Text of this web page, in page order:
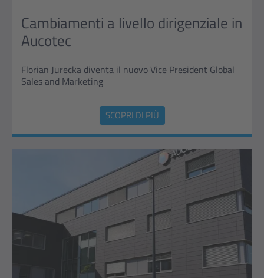
Cambiamenti a livello dirigenziale in
Aucotec
Florian Jurecka diventa il nuovo Vice President Global
Sales and Marketing
SCOPRI DI PIÙ